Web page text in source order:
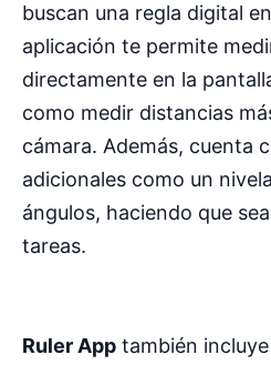
buscan una regla digital
aplicación te permite
directamente en la
como medir distancias
cámara. Además, cuenta
adicionales como un
ángulos, haciendo que
tareas.
Ruler App también